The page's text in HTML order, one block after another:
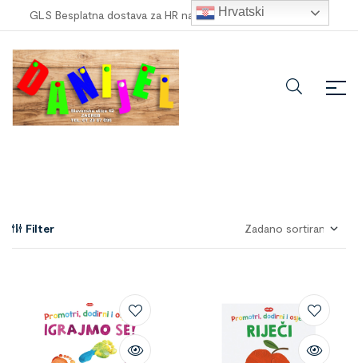
GLS Besplatna dostava za HR narudžbe veće od 100,00 €
Filter
Hrvatski